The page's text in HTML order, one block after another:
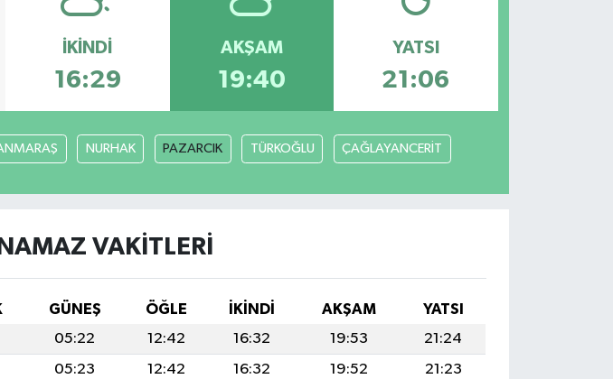
İKINDI
16:29
AKŞAM
19:40
YATSI
21:06
NURHAK PAZARCIK TÜRKOĞLU ÇAĞLAYANCERİT
VAKITLERI
GÜNEŞ ÖĞLE İKINDI AKŞAM
YATSI
05:22 12:42 16:32 19:53
21:24
05:23 12:42 16:32 19:52
21:23